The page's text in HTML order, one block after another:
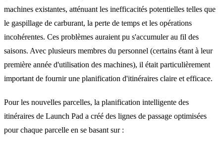
machines existantes, atténuant les inefficacités potentielles telles que
le gaspillage de carburant, la perte de temps et les opérations
incohérentes. Ces problèmes auraient pu s'accumuler au fil des
saisons. Avec plusieurs membres du personnel (certains étant à leur
première année d'utilisation des machines), il était particulièrement
important de fournir une planification d'itinéraires claire et efficace.
Pour les nouvelles parcelles, la planification intelligente des
itinéraires de Launch Pad a créé des lignes de passage optimisées
pour chaque parcelle en se basant sur :